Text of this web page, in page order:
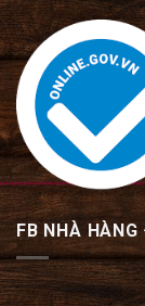
FB NHÀ